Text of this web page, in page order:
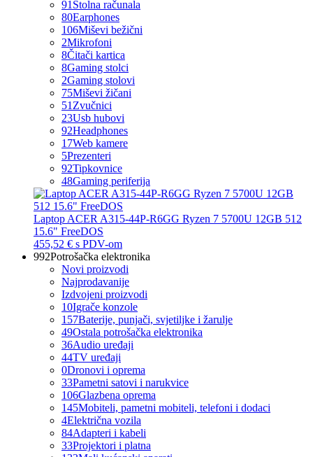
91 Stolna računala
80Earphones
106Miševi bežični
2Mikrofoni
8Čitači kartica
8Gaming stolci
2Gaming stolovi
75Miševi žičani
51 Zvučnici
23Usb hubovi
92Headphones
17Web kamere
5Prezenteri
92Tipkovnice
48Gaming periferija
Laptop ACER A315-44P-R6GG Ryzen 7 5700U 12GB 512
15.6" FreeDOS
455,52 € s PDV-om
992Potrošačka elektronika
Novi proizvodi
Najprodavanije
Izdvojeni proizvodi
10Igrače konzole
157Baterije, punjači, svjetiljke i žarulje
49Ostala potrošačka elektronika
36Audio uređaji
44TV uređaji
0Dronovi i oprema
33Pametni satovi i narukvice
106Glazbena oprema
145Mobiteli, pametni mobiteli, telefoni i dodaci
4Električna vozila
84Adapteri i kabeli
33Projektori i platna